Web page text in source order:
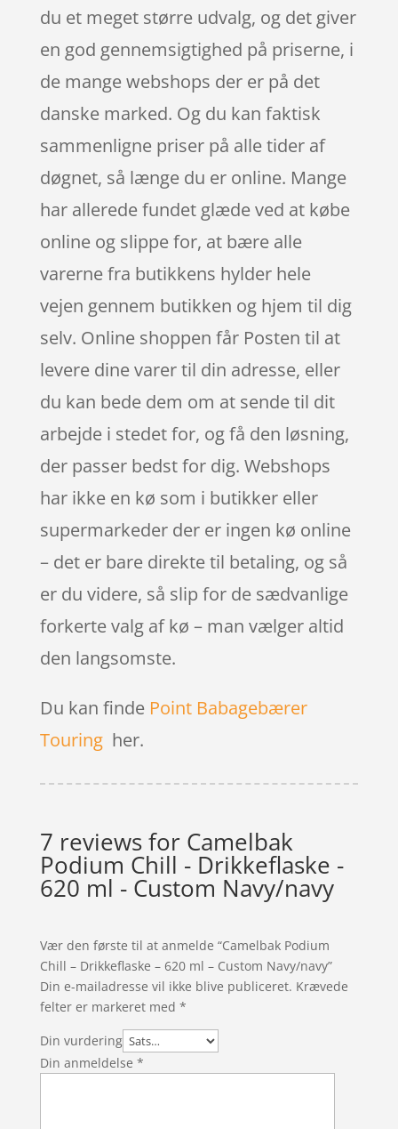
du et meget større udvalg, og det giver
en god gennemsigtighed på priserne, i
de mange webshops der er på det
danske marked. Og du kan faktisk
sammenligne priser på alle tider af
døgnet, så længe du er online. Mange
har allerede fundet glæde ved at købe
online og slippe for, at bære alle
varerne fra butikkens hylder hele
vejen gennem butikken og hjem til dig
selv. Online shoppen får Posten til at
levere dine varer til din adresse, eller
du kan bede dem om at sende til dit
arbejde i stedet for, og få den løsning,
der passer bedst for dig. Webshops
har ikke en kø som i butikker eller
supermarkeder der er ingen kø online
– det er bare direkte til betaling, og så
er du videre, så slip for de sædvanlige
forkerte valg af kø – man vælger altid
den langsomste.
Du kan finde Point Babagebærer
Touringher.
7 reviews for Camelbak
Podium Chill - Drikkeflaske -
620 ml - Custom Navy/navy
Vær den første til at anmelde “Camelbak Podium
Chill – Drikkeflaske – 620 ml – Custom Navy/navy”
Din e-mailadresse vil ikke blive publiceret. Krævede
felter er markeret med *
Din vurdering
Din anmeldelse *